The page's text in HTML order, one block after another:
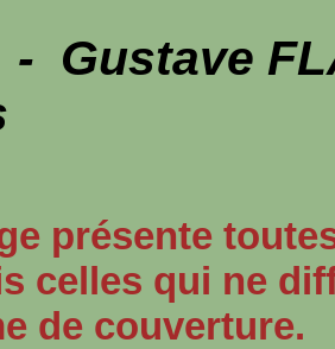
- Gustave
présente
celles qui ne
de couverture.